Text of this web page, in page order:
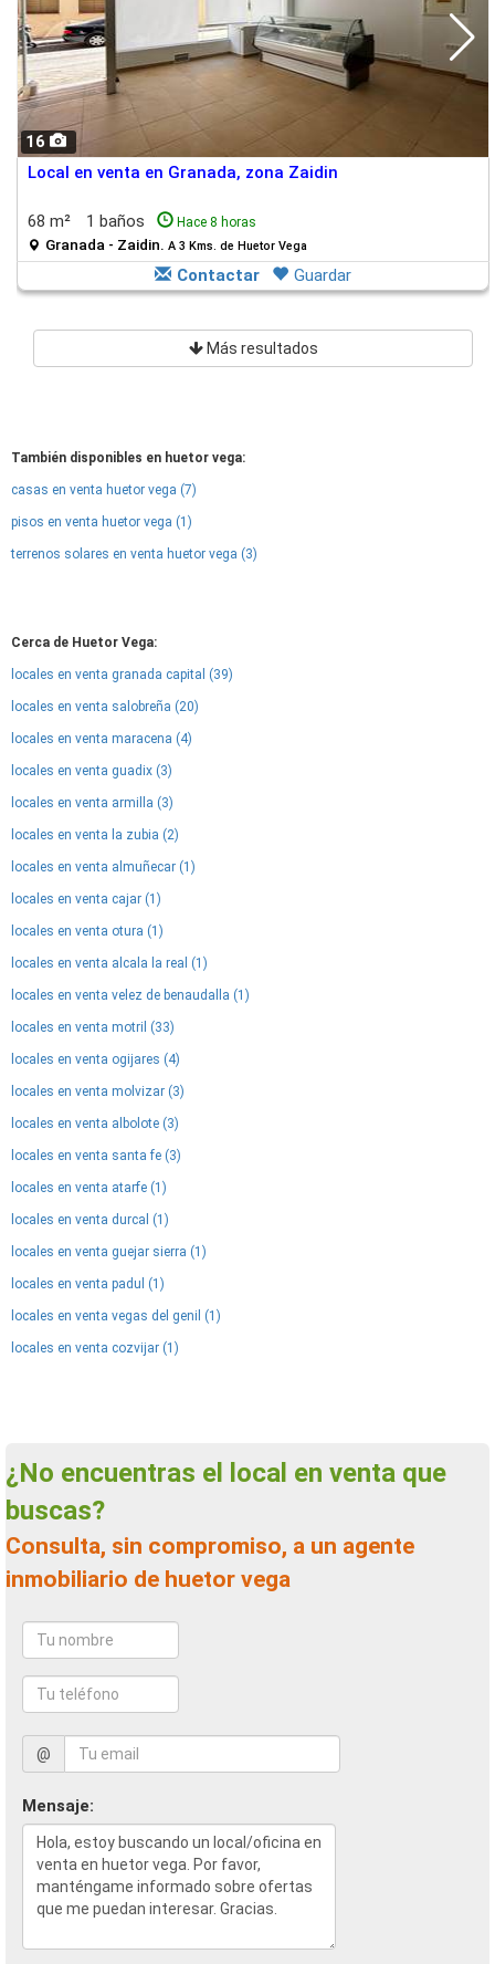
16
Local en venta en Granada, zona Zaidin
68 m² 1 baños Hace 8 horas
Granada - Zaidin. A 3 Kms. de Huetor Vega
Contactar Guardar
Más resultados
También disponibles en huetor vega:
casas en venta huetor vega (7)
pisos en venta huetor vega (1)
terrenos solares en venta huetor vega (3)
Cerca de Huetor Vega:
locales en venta granada capital (39)
locales en venta salobreña (20)
locales en venta maracena (4)
locales en venta guadix (3)
locales en venta armilla (3)
locales en venta la zubia (2)
locales en venta almuñecar (1)
locales en venta cajar (1)
locales en venta otura (1)
locales en venta alcala la real (1)
locales en venta velez de benaudalla (1)
locales en venta motril (33)
locales en venta ogijares (4)
locales en venta molvizar (3)
locales en venta albolote (3)
locales en venta santa fe (3)
locales en venta atarfe (1)
locales en venta durcal (1)
locales en venta guejar sierra (1)
locales en venta padul (1)
locales en venta vegas del genil (1)
locales en venta cozvijar (1)
¿No encuentras el local en venta que
buscas?
Consulta, sin compromiso, a un agente
inmobiliario de huetor vega
@
Mensaje: